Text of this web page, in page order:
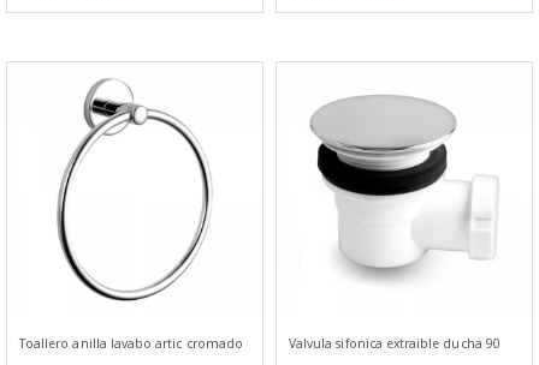
Toallero anilla lavabo artic cromado Valvula sifonica extraible ducha 90